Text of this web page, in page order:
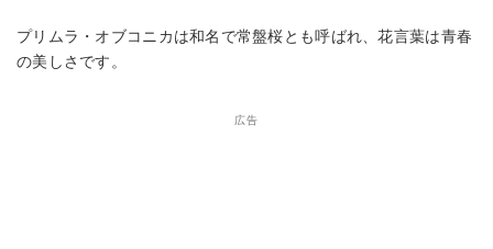
プリムラ・オブコニカは和名で常盤桜とも呼ばれ、花言葉は青春
の美しさです。
広告